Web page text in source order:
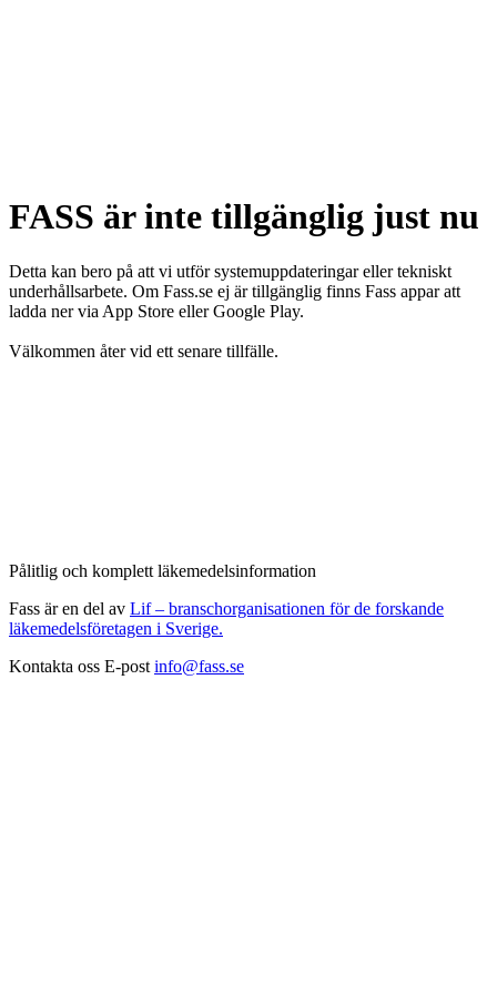
FASS är inte tillgänglig just nu
Detta kan bero på att vi utför systemuppdateringar eller tekniskt
underhållsarbete. Om Fass.se ej är tillgänglig finns Fass appar att
ladda ner via App Store eller Google Play.
Välkommen åter vid ett senare tillfälle.
Pålitlig och komplett läkemedelsinformation
Fass är en del av Lif – branschorganisationen för de forskande
läkemedelsföretagen i Sverige.
Kontakta oss E-post info@fass.se